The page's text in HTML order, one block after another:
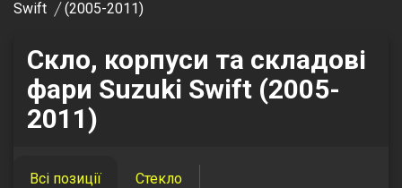
Swift
(2005-2011)
Скло, корпуси та складові
фари Suzuki Swift (2005-
2011)
Всі позиції Стекло